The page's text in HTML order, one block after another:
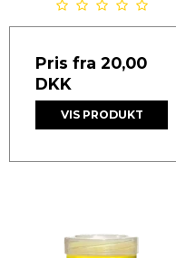
Pris fra 20,00
DKK
VIS PRODUKT